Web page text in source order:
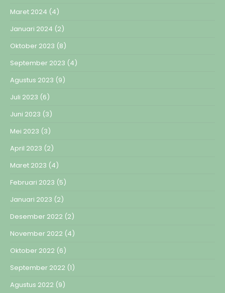
Maret 2024 (4)
Januari 2024 (2)
Oktober 2023 (8)
September 2023 (4)
Agustus 2023 (9)
Juli 2023 (6)
Juni 2023 (3)
Mei 2023 (3)
April 2023 (2)
Maret 2023 (4)
Februari 2023 (5)
Januari 2023 (2)
Desember 2022 (2)
November 2022 (4)
Oktober 2022 (6)
September 2022 (1)
Agustus 2022 (9)